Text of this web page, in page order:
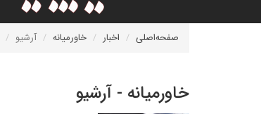
صفحه‌اصلی اخبار خاورمیانه آرشیو
خاورمیانه - آرشیو